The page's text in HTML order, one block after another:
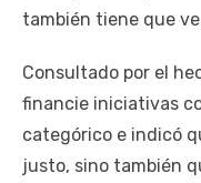
también tiene que
Consultado por el
financie iniciativas
categórico e indicó
justo, sino también